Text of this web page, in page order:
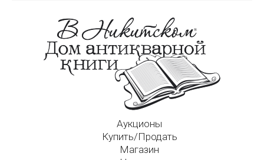
Аукционы
Купить/Продать
Магазин